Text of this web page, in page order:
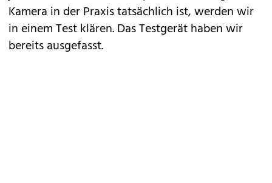
Kamera in der Praxis tatsächlich ist, werden wir
in einem Test klären. Das Testgerät haben wir
bereits ausgefasst.